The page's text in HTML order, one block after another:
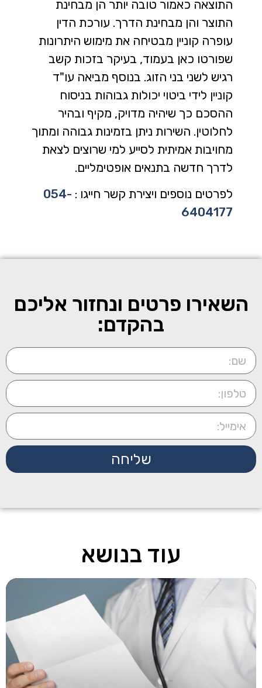
התוצאה כאמור טובה יותר הן מבחינת
התוצר והן מבחינת הדרך. עורכת הדין
עופרה קוניין מבטיחה את מימוש היתרונות
שפורטו כאן בעמוד, בעיקר בזכות קשב
רגיש לשני בני הזוג. בנוסף מביאה עו"ד
קוניין לידי ביטוי יכולות גבוהות בניסוח
ההסכם כך שיהיה מדויק, מקיף ובהיר
לחלוטין. השירות ניתן בזמינות גבוהה ומתוך
מחויבות אמיתית לסייע למי שרוצים לצאת
לדרך חדשה בתנאים אופטימליים.
לפרטים נוספים ויצירת קשר חייגו : 054-
6404177
השאירו פרטים ונחזור אליכם
בהקדם:
שליחה
עוד בנושא